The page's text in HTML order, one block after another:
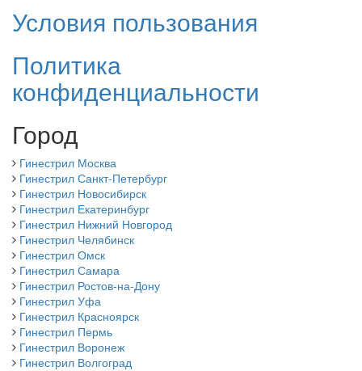
Условия пользования
Политика
конфиденциальности
Город
Гинестрил Москва
Гинестрил Санкт-Петербург
Гинестрил Новосибирск
Гинестрил Екатеринбург
Гинестрил Нижний Новгород
Гинестрил Челябинск
Гинестрил Омск
Гинестрил Самара
Гинестрил Ростов-на-Дону
Гинестрил Уфа
Гинестрил Красноярск
Гинестрил Пермь
Гинестрил Воронеж
Гинестрил Волгоград